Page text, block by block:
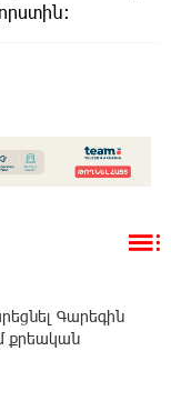
Գարեգին
քրեական